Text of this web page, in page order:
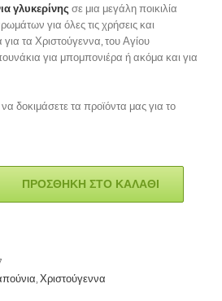
γλυκερίνης σε μια μεγάλη ποικιλία
για όλες τις χρήσεις και
τα Χριστούγεννα, του Αγίου
για μπομπονιέρα ή ακόμα και για
δοκιμάσετε τα προϊόντα μας για το
ΠΡΟΣΘΉΚΗ ΣΤΟ ΚΑΛΆΘΙ
,Χριστούγεννα